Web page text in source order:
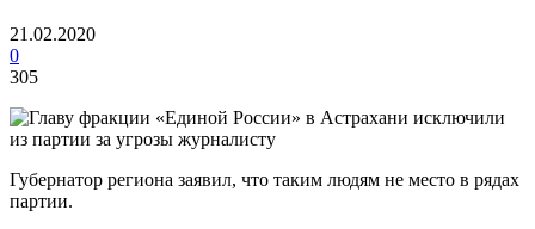
21.02.2020
0
305
Губернатор региона заявил, что таким людям не место в рядах
партии.